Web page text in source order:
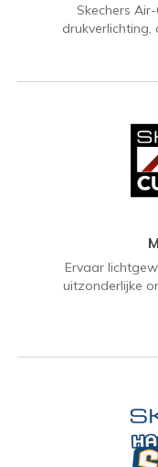
Skechers
drukverlichting,
Ervaar
uitzonderlijke